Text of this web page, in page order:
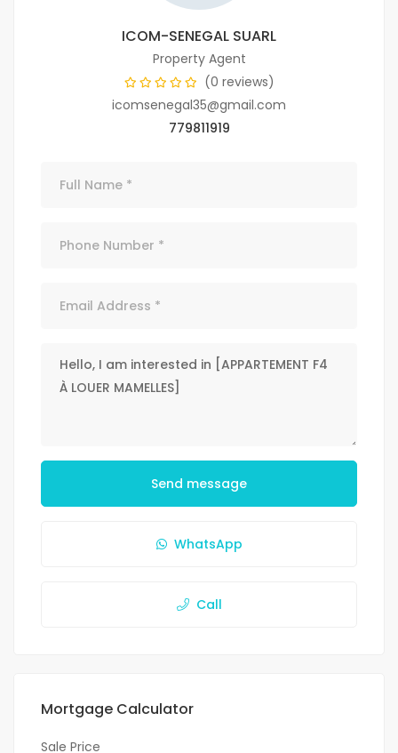
ICOM-SENEGAL SUARL
Property Agent
(0 reviews)
icomsenegal35@gmail.com
779811919
Send message
WhatsApp
Call
Mortgage Calculator
Sale Price